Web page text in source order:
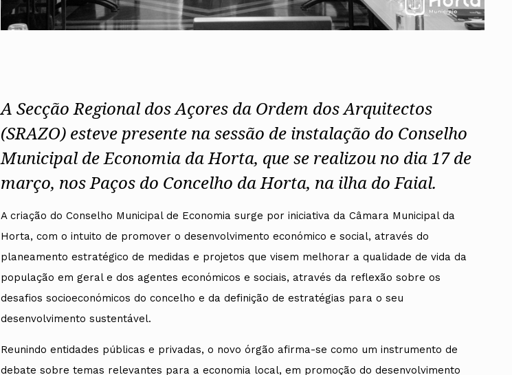
A Secção Regional dos Açores da Ordem dos Arquitectos
(SRAZO) esteve presente na sessão de instalação do Conselho
Municipal de Economia da Horta, que se realizou no dia 17 de
março, nos Paços do Concelho da Horta, na ilha do Faial.
A criação do Conselho Municipal de Economia surge por iniciativa da Câmara Municipal da
Horta, com o intuito de promover o desenvolvimento económico e social, através do
planeamento estratégico de medidas e projetos que visem melhorar a qualidade de vida da
população em geral e dos agentes económicos e sociais, através da reflexão sobre os
desafios socioeconómicos do concelho e da definição de estratégias para o seu
desenvolvimento sustentável.
Reunindo entidades públicas e privadas, o novo órgão afirma-se como um instrumento de
debate sobre temas relevantes para a economia local, em promoção do desenvolvimento